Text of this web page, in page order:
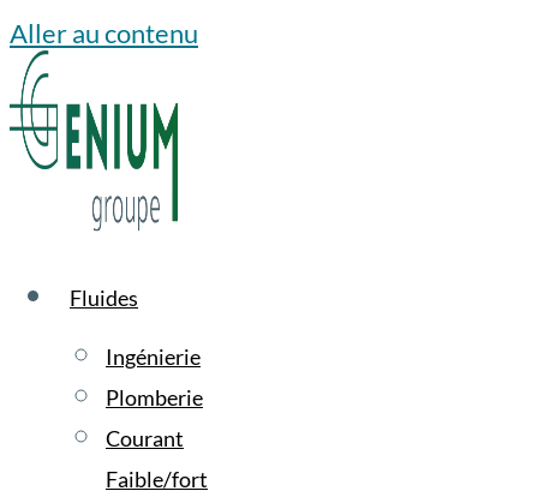
Aller au contenu
Fluides
Ingénierie
Plomberie
Courant
Faible/fort